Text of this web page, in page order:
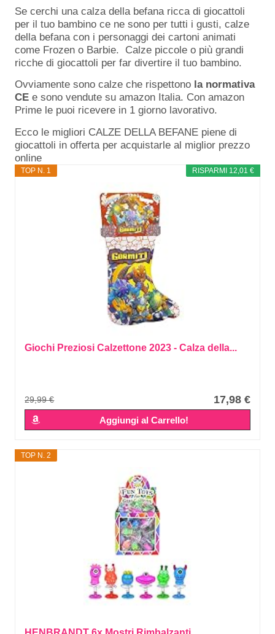
Se cerchi una calza della befana ricca di giocattoli
per il tuo bambino ce ne sono per tutti i gusti, calze
della befana con i personaggi dei cartoni animati
come Frozen o Barbie. Calze piccole o più grandi
ricche di giocattoli per far divertire il tuo bambino.
Ovviamente sono calze che rispettono la normativa
CE e sono vendute su amazon Italia. Con amazon
Prime le puoi ricevere in 1 giorno lavorativo.
Ecco le migliori CALZE DELLA BEFANE piene di
giocattoli in offerta per acquistarle al miglior prezzo
online
RISPARMI 12,01 €
TOP N. 1
Giochi Preziosi Calzettone 2023 - Calza della...
29,99 € 17,98 €
Aggiungi al Carrello!
TOP N. 2